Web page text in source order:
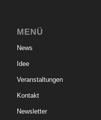
MENÜ
News
Idee
Veranstaltungen
Kontakt
Newsletter